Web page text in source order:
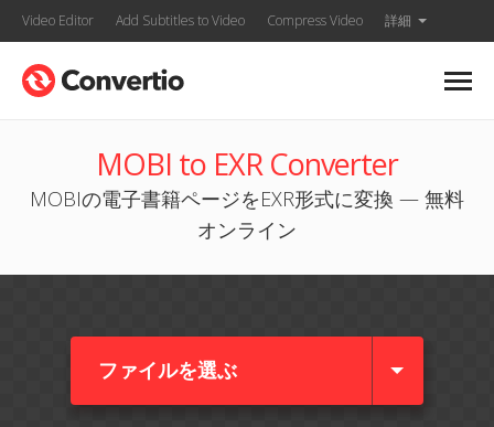
Video Editor Add Subtitles to Video Compress Video 詳細
MOBI to EXR Converter
MOBIの電子書籍ページをEXR形式に変換 — 無料
オンライン
ファイルを選ぶ